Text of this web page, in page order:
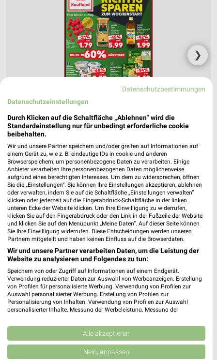
❯
Kaufland Prospekt für Pfarrkirchen ab
Mo. den 10.08.
Gültig von 10. Aug. bis 12. Aug.
📅 Kalendereintrag erstellen
ANGEBOTE AB DONNERSTAG ANGEBOTE AB MONTAG EISCREME
Datenschutzbestimmungen
Datenschutzeinstellungen
Durch Klicken auf die Schaltfläche „Ablehnen“ wird die
Standardeinstellung nur für unbedingt erforderliche cookie
beibehalten.
Wir und unsere Partner speichern und/oder greifen auf Informationen auf
einem Gerät zu, wie z. B. eindeutige IDs in cookie und anderen
Browserspeichern, um personenbezogene Daten zu verarbeiten. Einige
Anbieter verarbeiten Ihre personenbezogenen Daten möglicherweise
aufgrund eines berechtigten Interesses. Um dem zu widersprechen, öffnen
Sie die „Einstellungen“. Sie können Ihre Einstellungen akzeptieren, ablehnen
oder verwalten, indem Sie auf die Schaltfläche „Einstellungen verwalten“
klicken oder jederzeit auf die Fingerabdruck-Schaltfläche in der linken
unteren Ecke der Website klicken. Um Ihre Einwilligung zu widerrufen,
klicken Sie auf den Fingerabdruck oder den Link in der Fußzeile der Website
und klicken Sie auf den Menüpunkt „Meine Daten“. Auf dieser Seite können
Sie Ihre Einwilligung widerrufen. Diese Entscheidungen werden unseren
Partnern mitgeteilt und haben keinen Einfluss auf die Browserdaten.
Wir und unsere Partner verarbeiten Daten, um die Leistung der
Website zu analysieren und Folgendes zu tun:
Speichern von oder Zugriff auf Informationen auf einem Endgerät.
Verwendung reduzierter Daten zur Auswahl von Werbeanzeigen. Erstellung
von Profilen für personalisierte Werbung. Verwendung von Profilen zur
Auswahl personalisierter Werbung. Erstellung von Profilen zur
Personalisierung von Inhalten. Verwendung von Profilen zur Auswahl
personalisierter Inhalte. Messung der Werbeleistung. Messung der
Kombinationen von Daten aus verschiedenen Quellen. Entwicklung und
Verbesserung der Angebote. Verwendung reduzierter Daten zur Auswahl
von Inhalten.
Daten können außerhalb der Europäischen Union weitergegeben und in die
USA gesendet werden.
Alle akzeptieren
Nein, anpassen